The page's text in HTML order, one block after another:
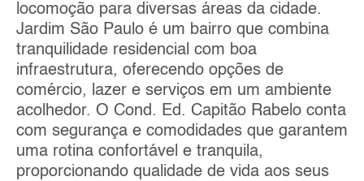
locomoção para diversas áreas da cidade.
Jardim São Paulo é um bairro que combina
tranquilidade residencial com boa
infraestrutura, oferecendo opções de
comércio, lazer e serviços em um ambiente
acolhedor. O Cond. Ed. Capitão Rabelo conta
com segurança e comodidades que garantem
uma rotina confortável e tranquila,
proporcionando qualidade de vida aos seus